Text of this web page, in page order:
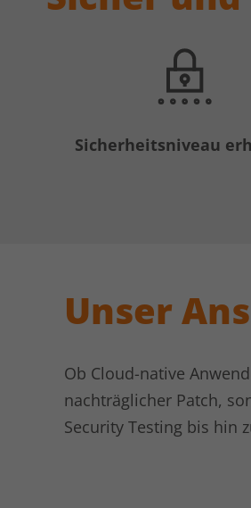
Sicherheitsniveau
Unser
Ob Cloud-native
nachträglicher Patch,
Security Testing bis hin